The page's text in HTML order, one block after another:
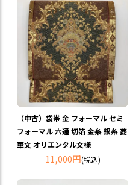
（中古）袋帯 金 フォーマル セミ
フォーマル 六通 切箔 金糸 銀糸 菱
華文 オリエンタル文様
11,000円(税込)